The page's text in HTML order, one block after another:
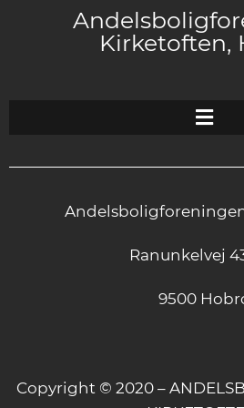
Kirketoften,
Ranunkelvej
9500
Copyright © 2020 –